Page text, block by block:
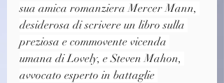
sua amica romanziera Mercer Mann,
desiderosa di scrivere un libro sulla
preziosa e commovente vicenda
umana di Lovely, e Steven Mahon,
avvocato esperto in battaglie